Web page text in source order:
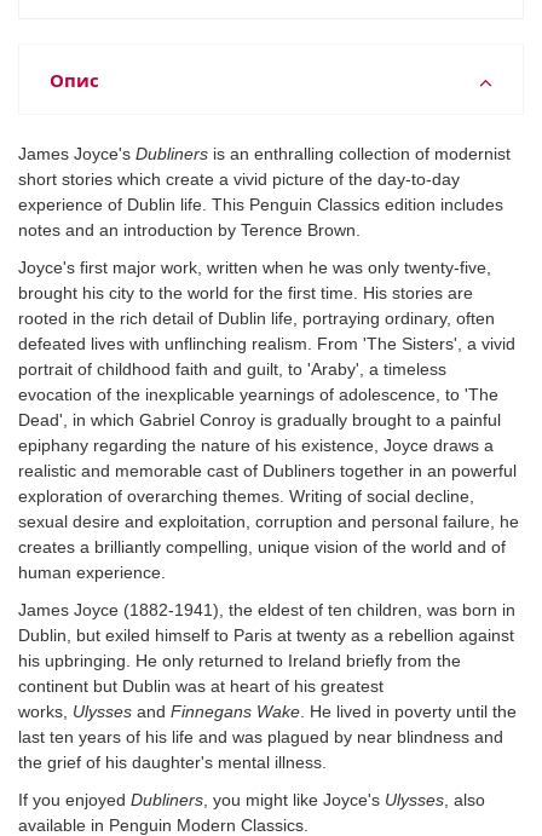
Опис
James Joyce's Dubliners is an enthralling collection of modernist
short stories which create a vivid picture of the day-to-day
experience of Dublin life. This Penguin Classics edition includes
notes and an introduction by Terence Brown.
Joyce's first major work, written when he was only twenty-five,
brought his city to the world for the first time. His stories are
rooted in the rich detail of Dublin life, portraying ordinary, often
defeated lives with unflinching realism. From 'The Sisters', a vivid
portrait of childhood faith and guilt, to 'Araby', a timeless
evocation of the inexplicable yearnings of adolescence, to 'The
Dead', in which Gabriel Conroy is gradually brought to a painful
epiphany regarding the nature of his existence, Joyce draws a
realistic and memorable cast of Dubliners together in an powerful
exploration of overarching themes. Writing of social decline,
sexual desire and exploitation, corruption and personal failure, he
creates a brilliantly compelling, unique vision of the world and of
human experience.
James Joyce (1882-1941), the eldest of ten children, was born in
Dublin, but exiled himself to Paris at twenty as a rebellion against
his upbringing. He only returned to Ireland briefly from the
continent but Dublin was at heart of his greatest
works, Ulysses and Finnegans Wake . He lived in poverty until the
last ten years of his life and was plagued by near blindness and
the grief of his daughter's mental illness.
If you enjoyed Dubliners , you might like Joyce's Ulysses , also
available in Penguin Modern Classics.